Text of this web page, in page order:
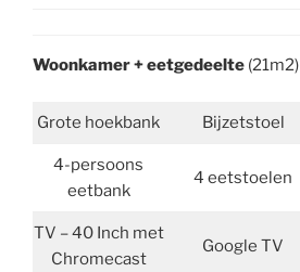
Woonkamer+ eetgedeelte (21m2)
Grote hoekbank Bijzetstoel
4-persoons
eetbank
4 eetstoelen
TV – 40 Inch met
Chromecast
Google TV